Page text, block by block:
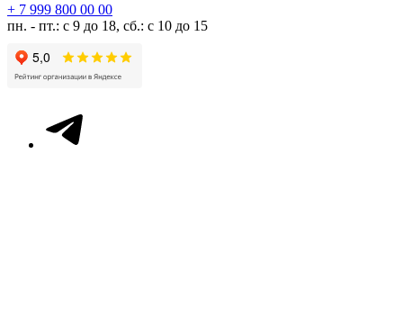
+ 7 999 800 00 00
пн. - пт.: с 9 до 18, сб.: с 10 до 15